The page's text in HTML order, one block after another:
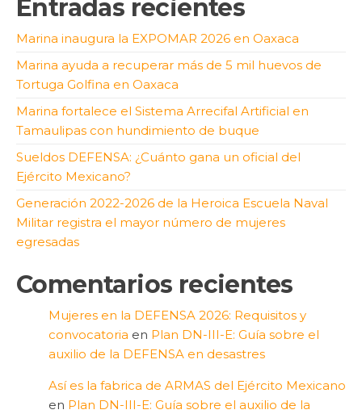
Entradas recientes
Marina inaugura la EXPOMAR 2026 en Oaxaca
Marina ayuda a recuperar más de 5 mil huevos de
Tortuga Golfina en Oaxaca
Marina fortalece el Sistema Arrecifal Artificial en
Tamaulipas con hundimiento de buque
Sueldos DEFENSA: ¿Cuánto gana un oficial del
Ejército Mexicano?
Generación 2022-2026 de la Heroica Escuela Naval
Militar registra el mayor número de mujeres
egresadas
Comentarios recientes
Mujeres en la DEFENSA 2026: Requisitos y
convocatoria en Plan DN-III-E: Guía sobre el
auxilio de la DEFENSA en desastres
Así es la fabrica de ARMAS del Ejército Mexicano
en Plan DN-III-E: Guía sobre el auxilio de la